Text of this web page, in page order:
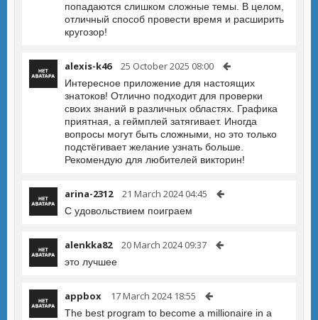
попадаются слишком сложные темы. В целом,
отличный способ провести время и расширить
кругозор!
alexis-k46 25 October 2025 08:00
Интересное приложение для настоящих
знатоков! Отлично подходит для проверки
своих знаний в различных областях. Графика
приятная, а геймплей затягивает. Иногда
вопросы могут быть сложными, но это только
подстёгивает желание узнать больше.
Рекомендую для любителей викторин!
arina-2312 21 March 2024 04:45
С удовольствием поиграем
alenkka82 20 March 2024 09:37
это лучшее
appbox 17 March 2024 18:55
The best program to become a millionaire in a